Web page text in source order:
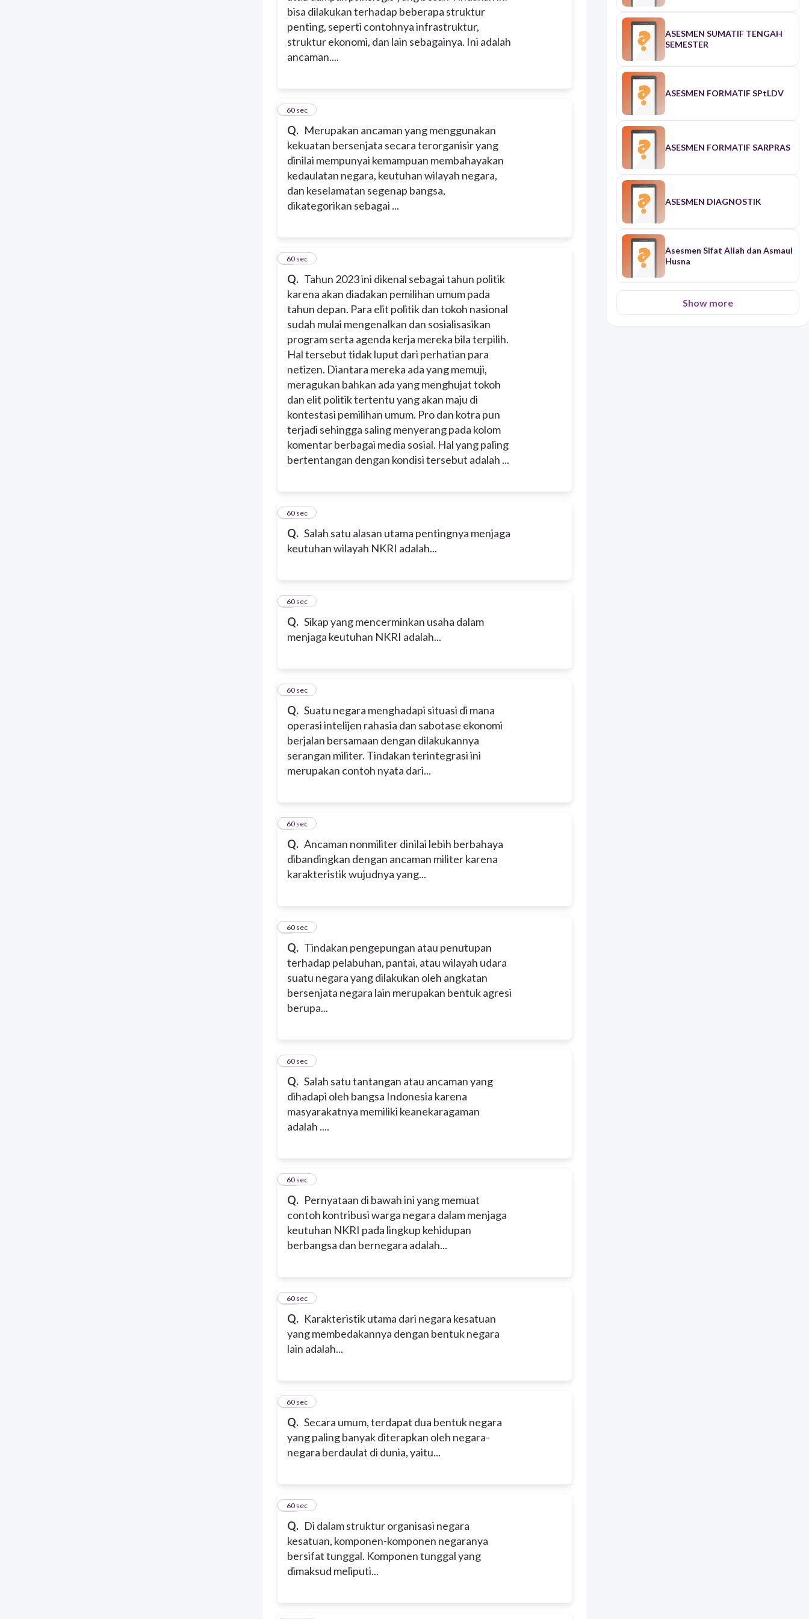
bisa dilakukan terhadap beberapa struktur
penting, seperti contohnya infrastruktur,
struktur ekonomi, dan lain sebagainya. Ini adalah
ancaman....
Q. Merupakan ancaman yang menggunakan
kekuatan bersenjata secara terorganisir yang
dinilai mempunyai kemampuan membahayakan
kedaulatan negara, keutuhan wilayah negara,
dan keselamatan segenap bangsa,
dikategorikan sebagai ...
260 sec
Q. Tahun 2023 ini dikenal sebagai tahun politik
karena akan diadakan pemilihan umum pada
tahun depan. Para elit politik dan tokoh nasional
sudah mulai mengenalkan dan sosialisasikan
program serta agenda kerja mereka bila terpilih.
Hal tersebut tidak luput dari perhatian para
netizen. Diantara mereka ada yang memuji,
meragukan bahkan ada yang menghujat tokoh
dan elit politik tertentu yang akan maju di
kontestasi pemilihan umum. Pro dan kotra pun
terjadi sehingga saling menyerang pada kolom
komentar berbagai media sosial. Hal yang paling
bertentangan dengan kondisi tersebut adalah ...
360 sec
Q. Salah satu alasan utama pentingnya menjaga
keutuhan wilayah NKRI adalah...
460 sec
Q. Sikap yang mencerminkan usaha dalam
menjaga keutuhan NKRI adalah...
560 sec
Q. Suatu negara menghadapi situasi di mana
operasi intelijen rahasia dan sabotase ekonomi
berjalan bersamaan dengan dilakukannya
serangan militer. Tindakan terintegrasi ini
merupakan contoh nyata dari...
660 sec
Q. Ancaman nonmiliter dinilai lebih berbahaya
dibandingkan dengan ancaman militer karena
karakteristik wujudnya yang...
760 sec
Q. Tindakan pengepungan atau penutupan
terhadap pelabuhan, pantai, atau wilayah udara
suatu negara yang dilakukan oleh angkatan
bersenjata negara lain merupakan bentuk agresi
berupa...
860 sec
Q. Salah satu tantangan atau ancaman yang
dihadapi oleh bangsa Indonesia karena
masyarakatnya memiliki keanekaragaman
adalah ....
960 sec
Q. Pernyataan di bawah ini yang memuat
contoh kontribusi warga negara dalam menjaga
keutuhan NKRI pada lingkup kehidupan
berbangsa dan bernegara adalah...
10
60 sec
Q. Karakteristik utama dari negara kesatuan
yang membedakannya dengan bentuk negara
lain adalah...
11
60 sec
Q. Secara umum, terdapat dua bentuk negara
yang paling banyak diterapkan oleh negara-
negara berdaulat di dunia, yaitu...
12
60 sec
Q. Di dalam struktur organisasi negara
kesatuan, komponen-komponen negaranya
bersifat tunggal. Komponen tunggal yang
dimaksud meliputi...
13
60 sec
ASESMEN SUMATIF TENGAH
SEMESTER
ASESMEN FORMATIF SPtLDV
ASESMEN FORMATIF SARPRAS
ASESMEN DIAGNOSTIK
Asesmen Sifat Allah dan Asmaul
Husna
Show more